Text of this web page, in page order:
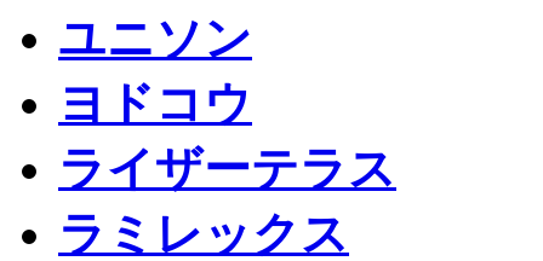
ユニソン
ヨドコウ
ライザーテラス
ラミレックス